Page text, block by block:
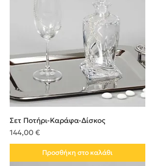
Σετ Ποτήρι-Καράφα-Δίσκος
Τιμή
144,00 €
Προσθήκη στο καλάθι